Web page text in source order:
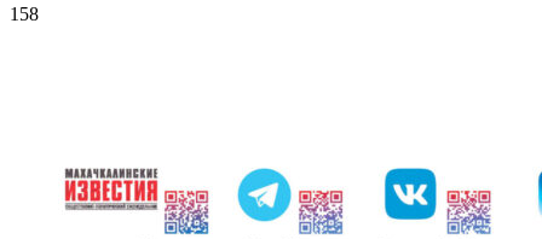
158